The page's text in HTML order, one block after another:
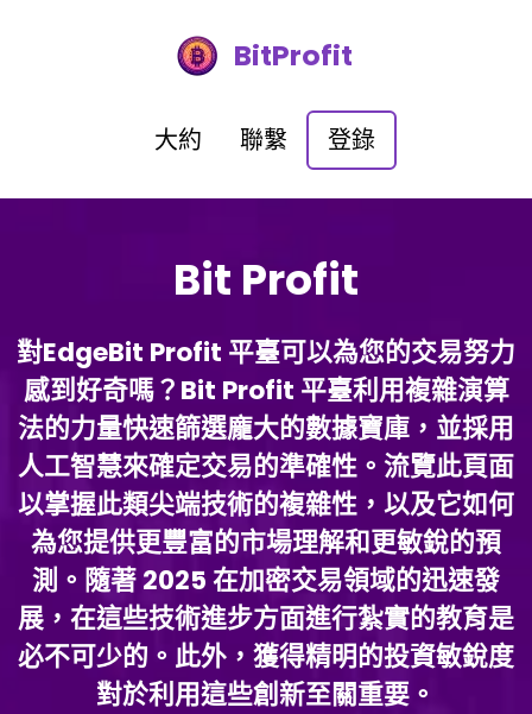
BitProfit
大約 聯繫 登錄
Bit Profit
對EdgeBit Profit 平臺可以為您的交易努力
感到好奇嗎？Bit Profit 平臺利用複雜演算
法的力量快速篩選龐大的數據寶庫，並採用
人工智慧來確定交易的準確性。流覽此頁面
以掌握此類尖端技術的複雜性，以及它如何
為您提供更豐富的市場理解和更敏銳的預
測。隨著 2025 在加密交易領域的迅速發
展，在這些技術進步方面進行紮實的教育是
必不可少的。此外，獲得精明的投資敏銳度
對於利用這些創新至關重要。